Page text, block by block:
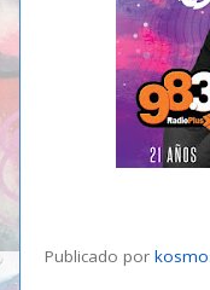
Publicado por